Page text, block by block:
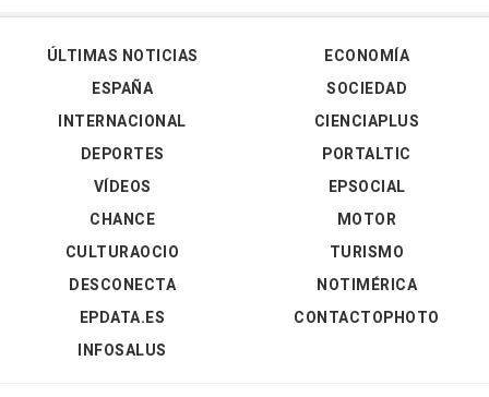
ÚLTIMAS NOTICIAS
ESPAÑA
INTERNACIONAL
DEPORTES
VÍDEOS
ECONOMÍA
SOCIEDAD
CIENCIAPLUS
PORTALTIC
EPSOCIAL
CHANCE
CULTURAOCIO
DESCONECTA
EPDATA.ES
INFOSALUS
MOTOR
TURISMO
NOTIMÉRICA
CONTACTOPHOTO